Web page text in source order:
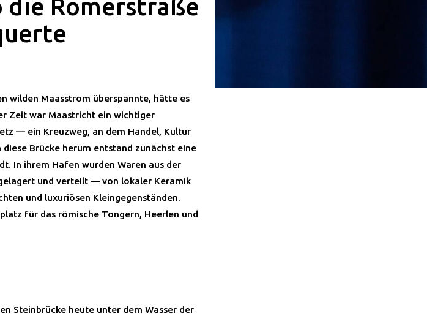
Römerstraße
wilden Maasstrom überspannte, hätte es
Zeit war Maastricht ein wichtiger
— ein Kreuzweg, an dem Handel, Kultur
Brücke herum entstand zunächst eine
In ihrem Hafen wurden Waren aus der
und verteilt — von lokaler Keramik
und luxuriösen Kleingegenständen.
für das römische Tongern, Heerlen und
Steinbrücke heute unter dem Wasser der